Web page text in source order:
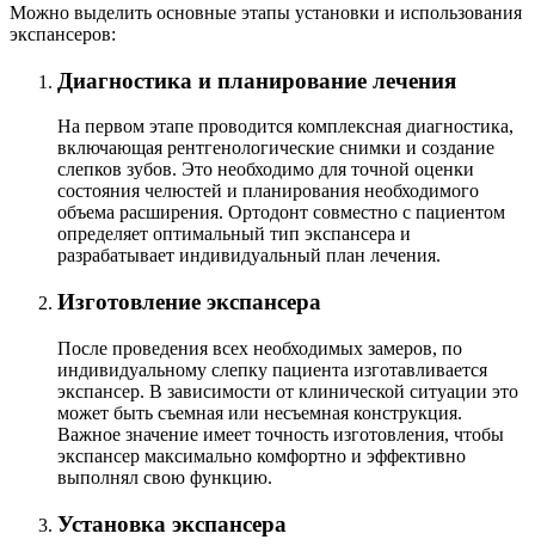
Можно выделить основные этапы установки и использования
экспансеров:
Диагностика и планирование лечения
На первом этапе проводится комплексная диагностика,
включающая рентгенологические снимки и создание
слепков зубов. Это необходимо для точной оценки
состояния челюстей и планирования необходимого
объема расширения. Ортодонт совместно с пациентом
определяет оптимальный тип экспансера и
разрабатывает индивидуальный план лечения.
Изготовление экспансера
После проведения всех необходимых замеров, по
индивидуальному слепку пациента изготавливается
экспансер. В зависимости от клинической ситуации это
может быть съемная или несъемная конструкция.
Важное значение имеет точность изготовления, чтобы
экспансер максимально комфортно и эффективно
выполнял свою функцию.
Установка экспансера